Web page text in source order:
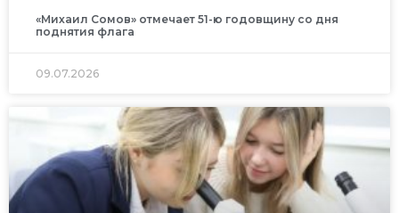
«Михаил Сомов» отмечает 51-ю годовщину со дня
поднятия флага
09.07.2026